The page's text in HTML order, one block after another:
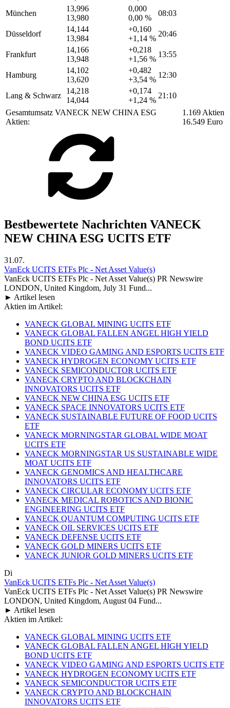
München
13,996
13,980
0,000
0,00 %
08:03
Düsseldorf
14,144
13,984
+0,160
+1,14 %
20:46
Frankfurt
14,166
13,948
+0,218
+1,56 %
13:55
Hamburg
14,102
13,620
+0,482
+3,54 %
12:30
Lang & Schwarz
14,218
14,044
+0,174
+1,24 %
21:10
Gesamtumsatz VANECK NEW CHINA ESG
Aktien:
1.169 Aktien
16.549 Euro
Bestbewertete Nachrichten VANECK
NEW CHINA ESG UCITS ETF
31.07.
VanEck UCITS ETFs Plc - Net Asset Value(s)
VanEck UCITS ETFs Plc - Net Asset Value(s) PR Newswire
LONDON, United Kingdom, July 31 Fund...
► Artikel lesen
Aktien im Artikel:
VANECK GLOBAL MINING UCITS ETF
VANECK GLOBAL FALLEN ANGEL HIGH YIELD
BOND UCITS ETF
VANECK VIDEO GAMING AND ESPORTS UCITS ETF
VANECK HYDROGEN ECONOMY UCITS ETF
VANECK SEMICONDUCTOR UCITS ETF
VANECK CRYPTO AND BLOCKCHAIN
INNOVATORS UCITS ETF
VANECK NEW CHINA ESG UCITS ETF
VANECK SPACE INNOVATORS UCITS ETF
VANECK SUSTAINABLE FUTURE OF FOOD UCITS
ETF
VANECK MORNINGSTAR GLOBAL WIDE MOAT
UCITS ETF
VANECK MORNINGSTAR US SUSTAINABLE WIDE
MOAT UCITS ETF
VANECK GENOMICS AND HEALTHCARE
INNOVATORS UCITS ETF
VANECK CIRCULAR ECONOMY UCITS ETF
VANECK MEDICAL ROBOTICS AND BIONIC
ENGINEERING UCITS ETF
VANECK QUANTUM COMPUTING UCITS ETF
VANECK OIL SERVICES UCITS ETF
VANECK DEFENSE UCITS ETF
VANECK GOLD MINERS UCITS ETF
VANECK JUNIOR GOLD MINERS UCITS ETF
Di
VanEck UCITS ETFs Plc - Net Asset Value(s)
VanEck UCITS ETFs Plc - Net Asset Value(s) PR Newswire
LONDON, United Kingdom, August 04 Fund...
► Artikel lesen
Aktien im Artikel:
VANECK GLOBAL MINING UCITS ETF
VANECK GLOBAL FALLEN ANGEL HIGH YIELD
BOND UCITS ETF
VANECK VIDEO GAMING AND ESPORTS UCITS ETF
VANECK HYDROGEN ECONOMY UCITS ETF
VANECK SEMICONDUCTOR UCITS ETF
VANECK CRYPTO AND BLOCKCHAIN
INNOVATORS UCITS ETF